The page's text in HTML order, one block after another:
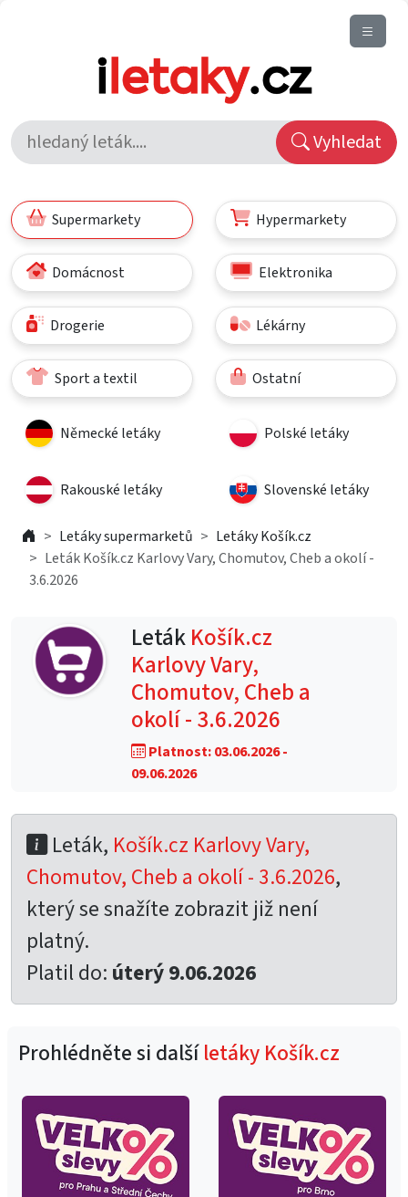
Vyhledat
Supermarkety Hypermarkety
Domácnost Elektronika
Drogerie Lékárny
Sport a textil Ostatní
Německé letáky Polské letáky
Rakouské letáky Slovenské letáky
Letáky supermarketů
Letáky Košík.cz
Leták Košík.cz Karlovy Vary, Chomutov, Cheb a okolí -
3.6.2026
LetákKošík.cz
Karlovy Vary,
Chomutov, Cheb a
okolí - 3.6.2026
Platnost: 03.06.2026 -
09.06.2026
Leták, Košík.cz Karlovy Vary,
Chomutov, Cheb a okolí - 3.6.2026,
který se snažíte zobrazit již není
platný.
Platil do: úterý 9.06.2026
Prohlédněte si dalšíletáky Košík.cz